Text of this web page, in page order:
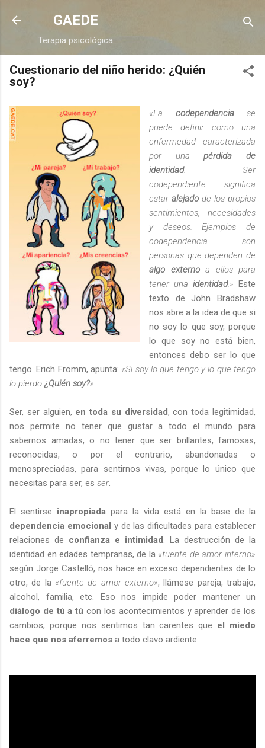
Ir al contenido principal
GAEDE
Terapia psicológica
Cuestionario del niño herido: ¿Quién
soy?
«La codependenciase
puede definir como una
enfermedad caracterizada
por unapérdida de
identidad. Ser
codependiente significa
estar alejado de los propios
sentimientos, necesidades
y deseos. Ejemplos de
codependencia son
personas que dependen de
algo externoa ellos para
tener una identidad.» Este
texto de John Bradshaw
nos abre a la idea de que si
no soy lo que soy, porque
lo que soy no está bien,
entonces debo ser lo que
tengo. Erich Fromm, apunta: «Si soy lo que tengo y lo que tengo
lo pierdo ¿Quién soy?»
Ser, ser alguien, en toda su diversidad, con toda legitimidad,
nos permite no tener que gustar a todo el mundo para
sabernos amadas, o no tener que ser brillantes, famosas,
reconocidas, o por el contrario, abandonadas o
menospreciadas, para sentirnos vivas, porque lo único que
necesitas para ser, es ser.
El sentirse inapropiada para la vida está en la base de la
dependencia emocional y de las dificultades para establecer
relaciones de confianza e intimidad . La destrucción de la
identidad en edades tempranas, de la «fuente de amor interno»
según Jorge Castelló, nos hace en exceso dependientes de lo
otro, de la «fuente de amor externo», llámese pareja, trabajo,
alcohol, familia, etc. Eso nos impide poder mantener un
diálogo de tú a tú con los acontecimientos y aprender de los
cambios, porque nos sentimos tan carentes que el miedo
hace que nos aferremos a todo clavo ardiente.